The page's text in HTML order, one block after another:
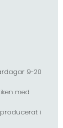
9-20
med
i